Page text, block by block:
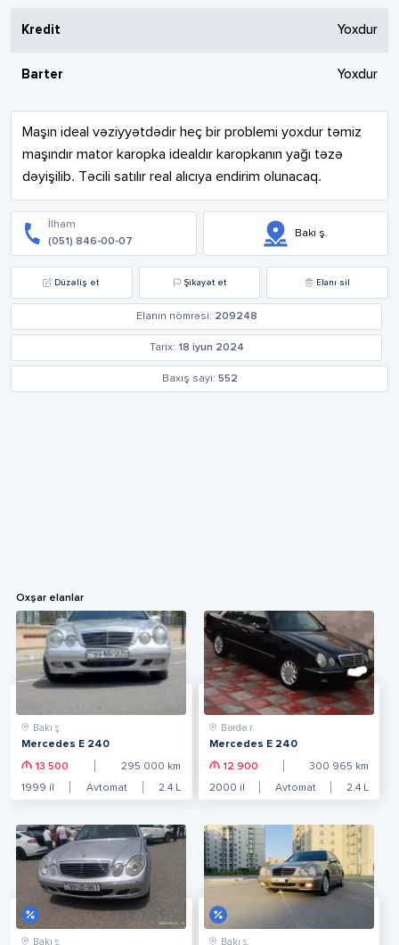
Kredit Yoxdur
Barter Yoxdur
Maşın ideal vəziyyətdədir heç bir problemi yoxdur təmiz
maşındır mator karopka idealdır karopkanın yağı təzə
dəyişilib. Təcili satılır real alıcıya endirim olunacaq.
İlham
(051) 846-00-07
Bakı ş.
Düzəliş et Şikayət et Elanı sil
Elanın nömrəsi: 209248
Tarix: 18 iyun 2024
Baxış sayı: 552
Oxşar elanlar
Bakı ş.
Mercedes E 240
13 500 295 000 km
1999 il Avtomat 2.4 L
Bərdə r.
Mercedes E 240
12 900 300 965 km
2000 il Avtomat 2.4L
Bakı ş. Bakı ş.